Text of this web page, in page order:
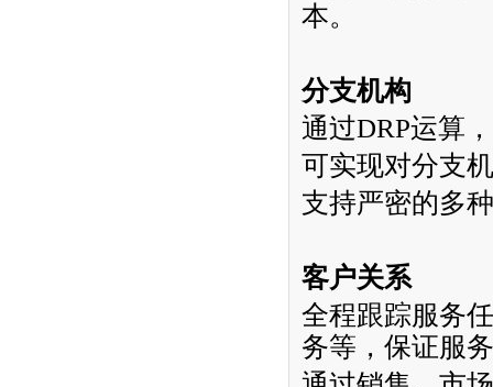
本。
分支机构
通过DRP运算
可实现对分支
支持严密的多
客户关系
全程跟踪服务
务等，保证服